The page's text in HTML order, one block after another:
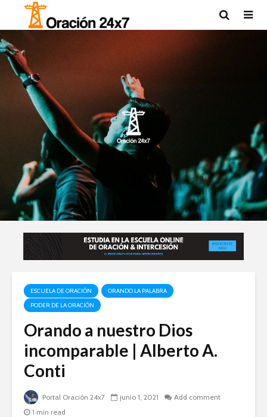
ESCUELA DE ORACIÓN
ORANDO LA PALABRA
PODER DE LA ORACIÓN
Orando a nuestro Dios
incomparable | Alberto A.
Conti
Portal Oración 24x7 junio 1, 2021
Add comment
1 min read